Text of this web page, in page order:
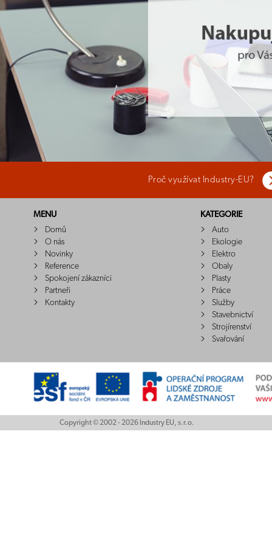
Proč využívat Industry-EU?
MENU
Domů
O nás
Novinky
Reference
Spokojení zákazníci
Partneři
Kontakty
KATEGORIE
Auto
Ekologie
Elektro
Obaly
Plasty
Práce
Služby
Stavebnictví
Strojírenství
Svařování
Copyright © 2002 - 2026 Industry EU, s.r.o.